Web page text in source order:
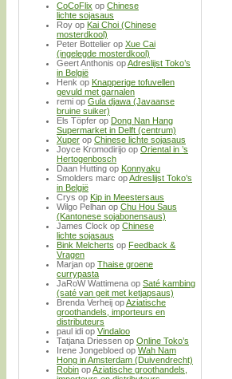
CoCoFlix op Chinese
lichte sojasaus
Roy op Kai Choi (Chinese
mosterdkool)
Peter Bottelier op Xue Cai
(ingelegde mosterdkool)
Geert Anthonis opAdreslijst Toko’s
in België
Henk op Knapperige tofuvellen
gevuld met garnalen
remi op Gula djawa (Javaanse
bruine suiker)
Els Töpfer op Dong Nan Hang
Supermarket in Delft (centrum)
Xuper op Chinese lichte sojasaus
Joyce Kromodirijo op Oriental in ’s
Hertogenbosch
Daan Hutting op Konnyaku
Smolders marc opAdreslijst Toko’s
in België
Crys op Kip in Meestersaus
Wilgo Pelhan op Chu Hou Saus
(Kantonese sojabonensaus)
James Clock op Chinese
lichte sojasaus
Bink Melcherts op Feedback &
Vragen
Marjan op Thaise groene
currypasta
JaRoW Wattimena op Saté kambing
(saté van geit met ketjapsaus)
Brenda Verheij opAziatische
groothandels, importeurs en
distributeurs
paul idi op Vindaloo
Tatjana Driessen op Online Toko’s
Irene Jongebloed op Wah Nam
Hong in Amsterdam (Duivendrecht)
Robin opAziatische groothandels,